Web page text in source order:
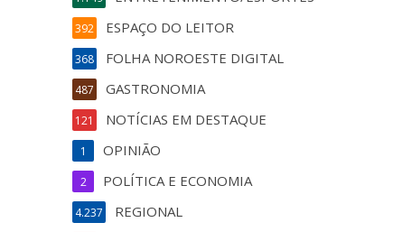
ESPAÇO DO LEITOR
392
FOLHA NOROESTE DIGITAL
368
GASTRONOMIA
487
NOTÍCIAS EM DESTAQUE
121
OPINIÃO
1
POLÍTICA E ECONOMIA
2
REGIONAL
4.237